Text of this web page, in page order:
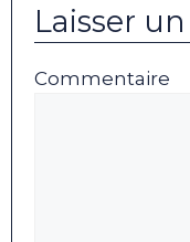
Laisser
Commentaire